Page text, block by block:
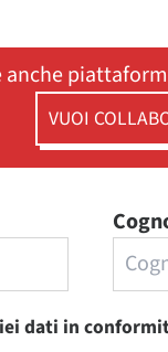
anche
VUOI
dati in